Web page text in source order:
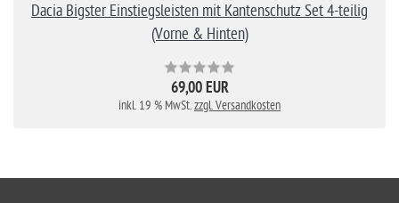
Dacia Bigster Einstiegsleisten mit Kantenschutz Set 4-teilig
(Vorne & Hinten)
69,00 EUR
inkl. 19 % MwSt.zzgl. Versandkosten